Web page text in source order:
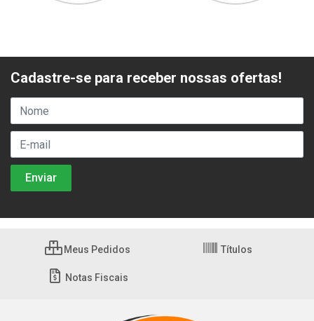
Cadastre-se para receber nossas ofertas!
Meus Pedidos Títulos
Notas Fiscais